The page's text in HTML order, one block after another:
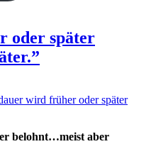
oder später
belohnt…meist aber